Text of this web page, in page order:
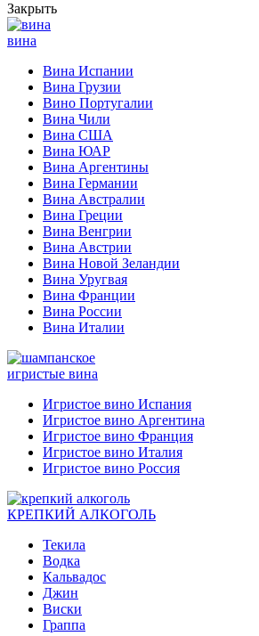
Закрыть
вина
Вина Испании
Вина Грузии
Вино Португалии
Вина Чили
Вина США
Вина ЮАР
Вина Аргентины
Вина Германии
Вина Австралии
Вина Греции
Вина Венгрии
Вина Австрии
Вина Новой Зеландии
Вина Уругвая
Вина Франции
Вина России
Вина Италии
игристые вина
Игристое вино Испания
Игристое вино Аргентина
Игристое вино Франция
Игристое вино Италия
Игристое вино Россия
КРЕПКИЙ АЛКОГОЛЬ
Текила
Водка
Кальвадос
Джин
Виски
Граппа